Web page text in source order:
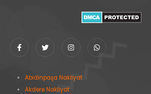
Abidinpaşa Nakliyat
Akdere Nakliyat